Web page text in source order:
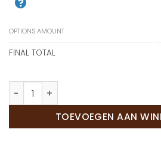
OPTIONS AMOUNT
FINAL TOTAL
Oranje Soes aantal
TOEVOEGEN AAN